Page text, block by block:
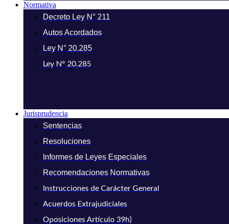
Normativa
Decreto Ley N° 211
Autos Acordados
Ley N° 20.285
Ley N° 20.285
Jurisprudencia
Sentencias
Resoluciones
Informes de Leyes Especiales
Recomendaciones Normativas
Instrucciones de Carácter General
Acuerdos Extrajudiciales
Oposiciones Artículo 39h)